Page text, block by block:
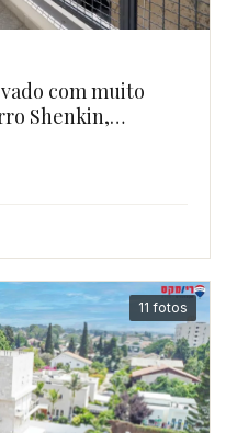
com muito
Shenkin,
11 fotos